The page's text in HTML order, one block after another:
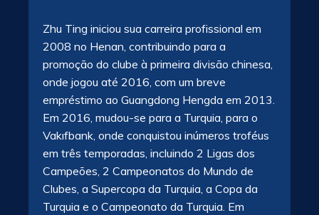
Zhu Ting iniciou sua carreira profissional em
2008 no Henan, contribuindo para a
promoção do clube à primeira divisão chinesa,
onde jogou até 2016, com um breve
empréstimo ao Guangdong Hengda em 2013.
Em 2016, mudou-se para a Turquia, para o
Vakıfbank, onde conquistou inúmeros troféus
em três temporadas, incluindo 2 Ligas dos
Campeões, 2 Campeonatos do Mundo de
Clubes, a Supercopa da Turquia, a Copa da
Turquia e o Campeonato da Turquia. Em